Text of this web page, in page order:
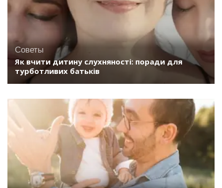
Советы
Як вчити дитину слухняності: поради для
турботливих батьків